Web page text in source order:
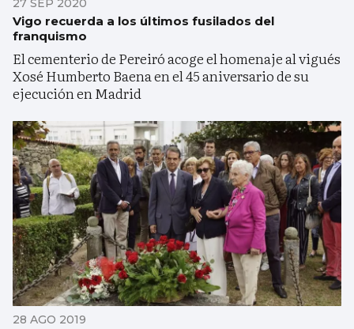
27 SEP 2020
Vigo recuerda a los últimos fusilados del
franquismo
El cementerio de Pereiró acoge el homenaje al vigués
Xosé Humberto Baena en el 45 aniversario de su
ejecución en Madrid
28 AGO 2019